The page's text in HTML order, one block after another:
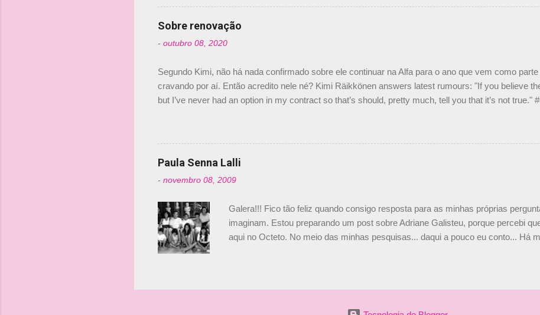
verdade, nós recebemos uma oferta de Piquet", admitiu Audetto. “Mas depois
Senna, não podemos ter dois brasileiros”, explicou, dizendo ainda que não tem
Sobre renovação
- outubro 08, 2020
Segundo Kimi, não há nada confirmado sobre ele continuar na Alfa para o ano que vem como
cravando por aí. Então acredito nele né? Kimi Räikkönen answers latest rumours: "If you believe
but I’ve never had an option in my contract so that’s should, pretty much, tell you that it’s not true."
falando sobre o fato do Iceman estar há tantos anos na F1. What is it like to have Kimi as a team
@RGrosjean ! #EifelGP 🇩🇪 #F1 pic.twitter.com/GSAu1LWnwW — Formula 1 (@F1) October 8,
Paula Senna Lalli
- novembro 08, 2009
Galera!!! Fico tão feliz quando consigo resposta para as minhas próprias
imaginam. Estou preparando um post sobre Adriane Galisteu, porque percebi
aqui no Octeto. No meio das minhas pesquisas... daqui a pouco eu conto... Há
Bruno, é sua irmã caçula, Paula Senna. Fui questionada, porque todos
Vamos lá! Bonitinha, né? Bobeira, mas fiquei feliz. Acho que em 2010, veremos